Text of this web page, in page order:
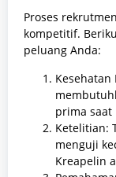
Proses
kompetitif.
peluang Anda:
prima saat
Ketelitian:
menguji
Kreapelin